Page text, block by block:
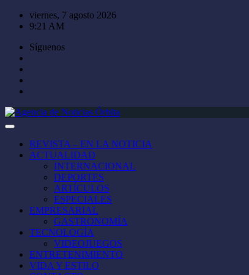
Saltar
viernes, 7 agosto 2026
9:21 AM
Síguenos
REVISTA – EN LA NOTICIA
ACTUALIDAD
INTERNACIONAL
DEPORTES
ARTÍCULOS
ESPECIALES
EMPRESARIAL
GASTRONOMÍA
TECNOLOGÍA
VIDEOJUEGOS
ENTRETENIMIENTO
VIDA Y ESTILO